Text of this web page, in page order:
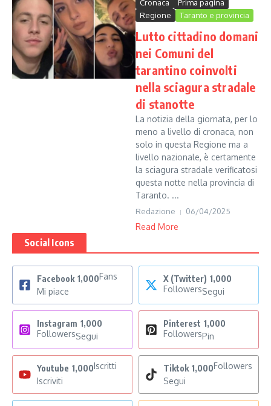
Cronaca
Prima pagina
Regione
Taranto e provincia
Lutto cittadino domani
nei Comuni del
tarantino coinvolti
nella sciagura stradale
di stanotte
La notizia della giornata, per lo
meno a livello di cronaca, non
solo in questa Regione ma a
livello nazionale, è certamente
la sciagura stradale verificatosi
questa notte nella provincia di
Taranto. ...
Redazione 06/04/2025
Read More
Social Icons
Facebook 1,000Fans
Mi piace
X (Twitter) 1,000
FollowersSegui
Instagram 1,000
FollowersSegui
Pinterest 1,000
FollowersPin
Youtube 1,000Iscritti
Iscriviti
Tiktok 1,000Followers
Segui